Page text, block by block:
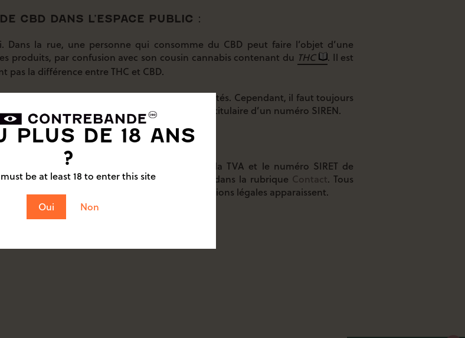
PLUS DE 18 ANS
?
be at least 18 to enter this site
Oui Non
CBD DANS L’ESPACE PUBLIC :
Dans la rue, une personne qui consomme du CBD peut faire l’objet d’une
produits, par confusion avec son cousin cannabis contenant du THC
. Il est
la différence entre THC et CBD.
la Gendarmerie, qui a clairement d’autres priorités. Cependant, il faut toujours
provenant d’un établissement déclaré, titulaire d’un numéro SIREN.
de vos factures de vente, incluant la TVA et le numéro SIRET de
également disponible sur simple demande dans la rubrique Contact. Tous
emballage unique, sur lequel toutes les mentions légales apparaissent.
la légalité.